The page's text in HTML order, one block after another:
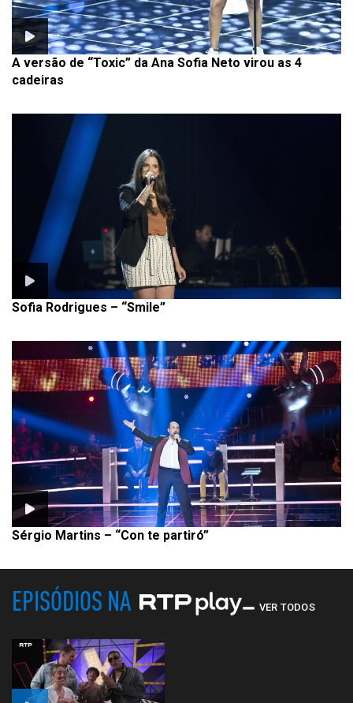
A versão de “Toxic” da Ana Sofia Neto virou as 4
cadeiras
Sofia Rodrigues – “Smile”
Sérgio Martins – “Con te partiró”
EPISÓDIOS NA VER TODOS